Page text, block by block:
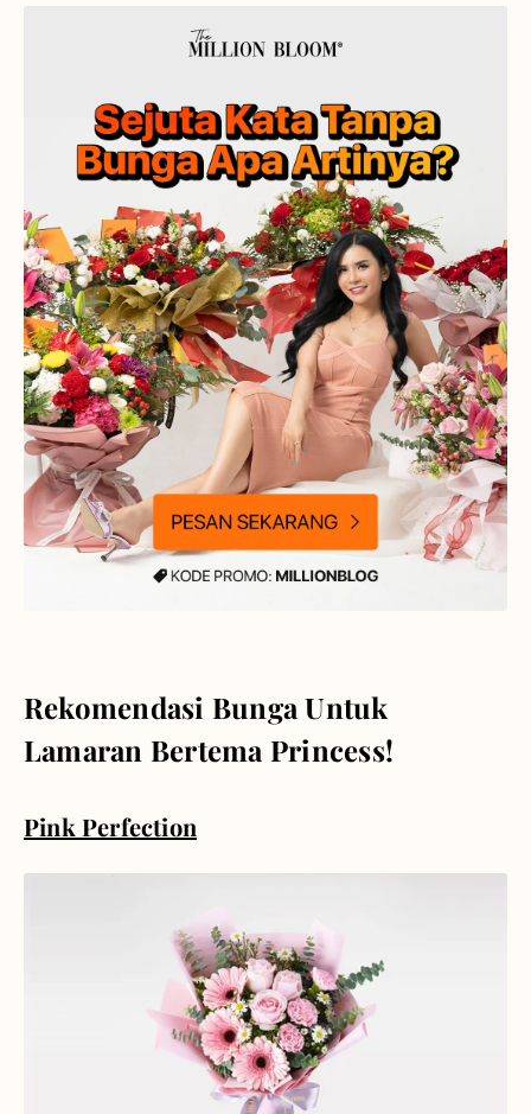
Rekomendasi Bunga Untuk
Lamaran Bertema Princess!
Pink Perfection